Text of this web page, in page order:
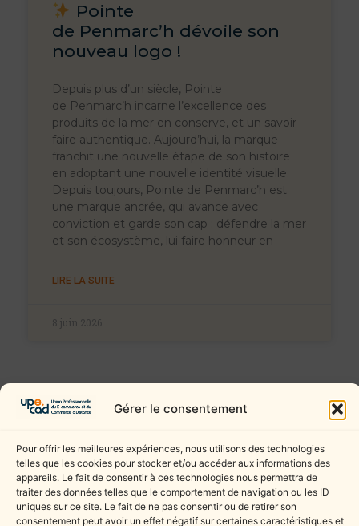
Gérer le consentement
Pour offrir les meilleures expériences, nous utilisons des technologies
telles que les cookies pour stocker et/ou accéder aux informations des
appareils. Le fait de consentir à ces technologies nous permettra de
traiter des données telles que le comportement de navigation ou les ID
uniques sur ce site. Le fait de ne pas consentir ou de retirer son
consentement peut avoir un effet négatif sur certaines caractéristiques et
Pointe
de Penmarc’h dévoile son
nouveau logo !
Depuis plus d’un siècle, Pointe
de Penmarc’h incarne l’excellence des
produits de la mer en conserve, et un savoir-
faire authentique. Aujourd’hui, la marque
franchit une nouvelle étape de son histoire
en adoptant une nouvelle identité visuelle.
Depuis toujours, Pointe de Penmarc’h est
une marque ancrée, qui avance avec
conviction et garde son cap : défendre la mer
et son écosystème, lui faire honneur en
LIRE LA SUITE
8 juin 2026
NOUS CONTACTER
UPECAD
40 rue Eugène Jacquet
njovenin@citeonline.org
03 20 99 47 26